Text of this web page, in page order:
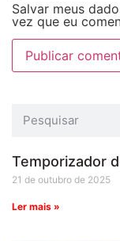
Temporizador
21 de outubro de 2025
Ler mais »
Salvar meus
vez que eu